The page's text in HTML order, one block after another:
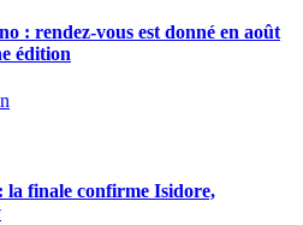
: rendez-vous est donné en août
édition
la finale confirme Isidore,